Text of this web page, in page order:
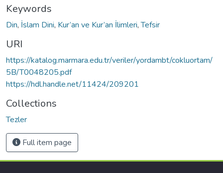
Keywords
Din, İslam Dini, Kur’an ve Kur’an İlimleri,Tefsir
URI
https://katalog.marmara.edu.tr/veriler/yordambt/cokluortam/
5B/T0048205.pdf
https://hdl.handle.net/11424/209201
Collections
Tezler
Full item page